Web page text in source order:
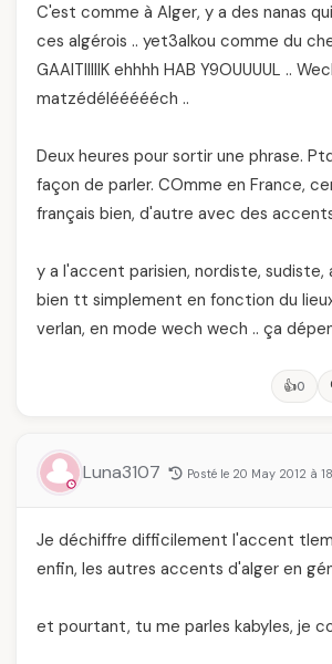
C'est comme à Alger, y a des nanas
ces algérois .. yet3alkou comme du
GAAITIIIIIK ehhhh HAB Y9OUUUUL ..
matzédéléééééch ..
Deux heures pour sortir une phrase.
façon de parler. COmme en France,
français bien, d'autre avec des
y a l'accent parisien, nordiste, sudiste,
bien tt simplement en fonction du
verlan, en mode wech wech .. ça
👍0
Luna3107 Posté le 20 May 2012 à
Je déchiffre difficilement l'accent
enfin, les autres accents d'alger en
et pourtant, tu me parles kabyles, je